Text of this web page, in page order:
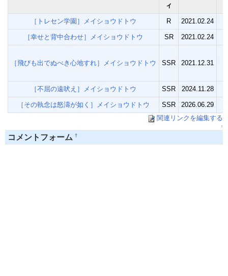
ィ
［トレセン学園］メイショウドトウ R 2021.02.24
［幸せと背中合わせ］メイショウドトウ SR 2021.02.24
［飛びも出でぬべき心地すれ］メイショウドトウ SSR 2021.12.31
［不屈の遠吠え］メイショウドトウ SSR 2024.11.28
［その執念は怒濤が如く］メイショウドトウ SSR
2026.06.29
関連リンクを編集する
↑
コメントフォーム †